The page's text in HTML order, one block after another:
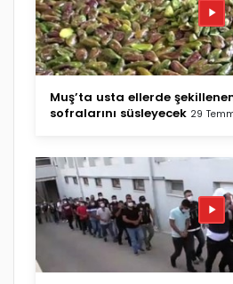
Muş’ta usta ellerde
sofralarını süsleyecek 29